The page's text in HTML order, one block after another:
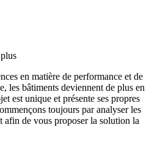
en matière de performance et de
les bâtiments deviennent de plus en
est unique et présente ses propres
toujours par analyser les
afin de vous proposer la solution la